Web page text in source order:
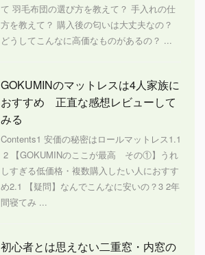
て 羽毛布団の選び方を教えて？ 手入れの仕
方を教えて？ 購入後の匂いは大丈夫なの？
どうしてこんなに高価なものがあるの？ ...
GOKUMINのマットレスは4人家族に
おすすめ 正直な感想レビューして
みる
Contents1 安価の秘密はロールマットレス1.1
2 【GOKUMINのここが最高 その①】うれ
しすぎる低価格・複数購入したい人におすす
め2.1 【疑問】なんでこんなに安いの？3 2年
間寝てみ ...
初心者とは思えない二重窓・内窓の